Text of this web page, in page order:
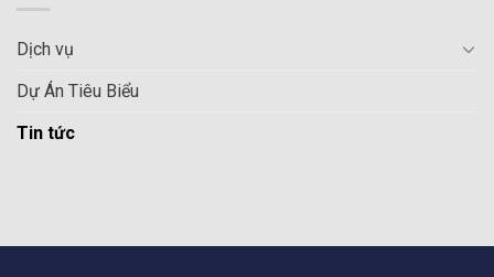
Dịch vụ
Dự Án Tiêu Biểu
Tin tức